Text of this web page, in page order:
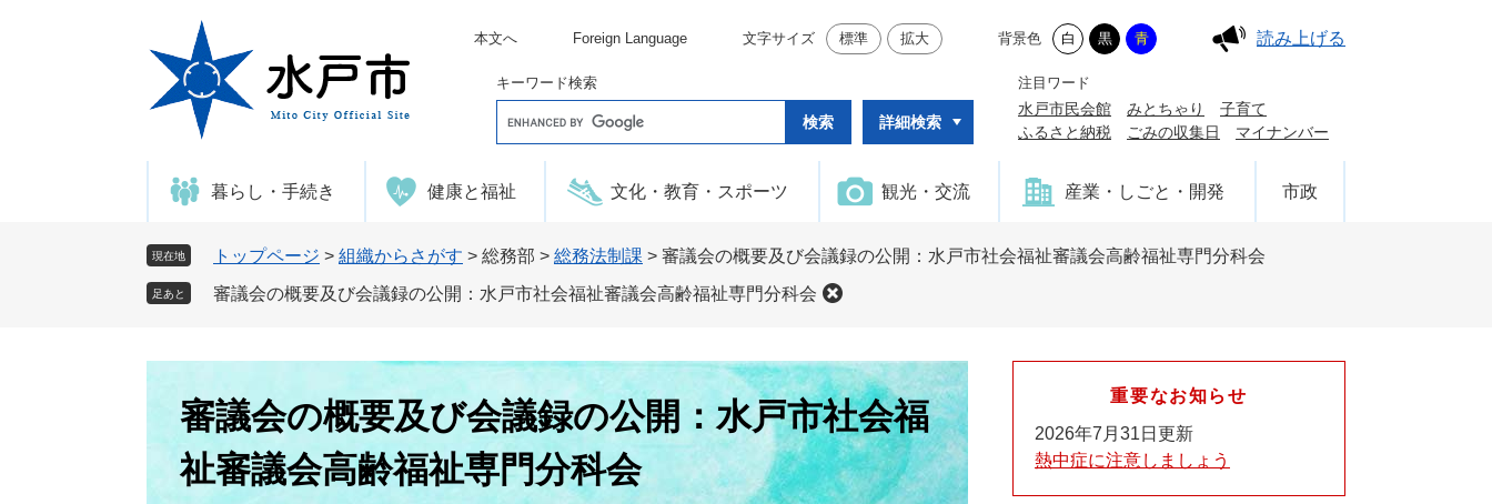
本文へ Foreign Language 文字サイズ 標準 拡大 背景色 白 黒 青 読み上げる
キーワード検索
o
e
タ
ム
検
索
詳細検索
注目ワード
水戸市民会館 みとちゃり
子育て
ふるさと納税
ごみの収集日 マイナンバー
暮らし・手続き 健康と福祉 文化・教育・スポーツ 観光・交流 産業・しごと・開発 市政
現在地 トップページ > 組織からさがす > 総務部 > 総務法制課 > 審議会の概要及び会議録の公開：水戸市社会福祉審議会高齢福祉専門分科会
足あと 審議会の概要及び会議録の公開：水戸市社会福祉審議会高齢福祉専門分科会
審議会の概要及び会議録の公開：水戸市社会福
祉審議会高齢福祉専門分科会
重要なお知らせ
2026年7月31日更新
熱中症に注意しましょう